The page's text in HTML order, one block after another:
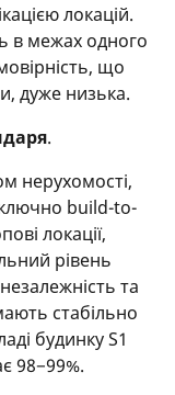
локацій.
в межах одного
що
дуже низька.
.
нерухомості,
build-to-
локації,
рівень
та
стабільно
будинку S1
98−99%.